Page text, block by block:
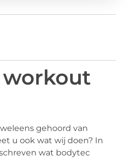
gehoord van
u ook wat wij doen? In
wat bodytec